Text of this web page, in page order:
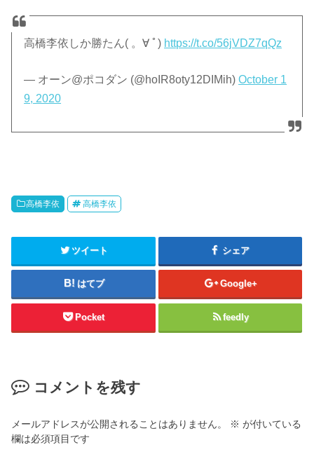
高橋李依しか勝たん( 。∀ ﾟ) https://t.co/56jVDZ7qQz
— オーン@ポコダン (@hoIR8oty12DIMih)October 1
9, 2020
高橋李依 高橋李依
ツイート シェア
はてブ Google+
Pocket feedly
コメントを残す
メールアドレスが公開されることはありません。 ※ が付いている
欄は必須項目です